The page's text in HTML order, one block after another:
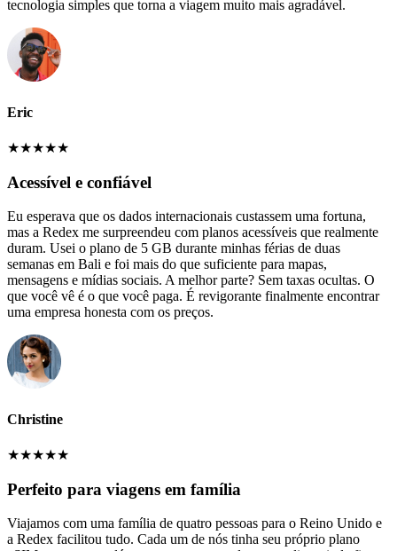
tecnologia simples que torna a viagem muito mais agradável.
Eric
★★★★★
Acessível e confiável
Eu esperava que os dados internacionais custassem uma fortuna,
mas a Redex me surpreendeu com planos acessíveis que realmente
duram. Usei o plano de 5 GB durante minhas férias de duas
semanas em Bali e foi mais do que suficiente para mapas,
mensagens e mídias sociais. A melhor parte? Sem taxas ocultas. O
que você vê é o que você paga. É revigorante finalmente encontrar
uma empresa honesta com os preços.
Christine
★★★★★
Perfeito para viagens em família
Viajamos com uma família de quatro pessoas para o Reino Unido e
a Redex facilitou tudo. Cada um de nós tinha seu próprio plano